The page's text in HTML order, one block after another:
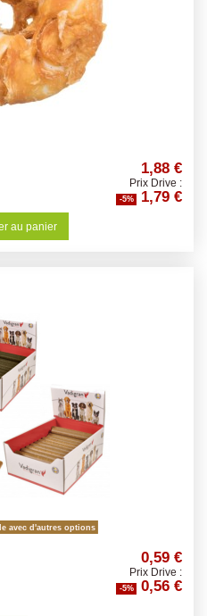
1,88 €
Prix Drive :
-5% 1,79 €
au panier
avec d'autres options
0,59 €
Prix Drive :
-5% 0,56 €